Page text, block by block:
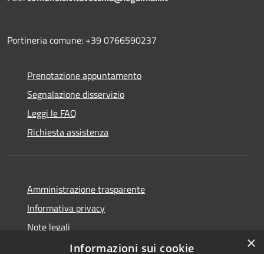
Portineria comune: +39 0766590237
Prenotazione appuntamento
Segnalazione disservizio
Leggi le FAQ
Richiesta assistenza
Amministrazione trasparente
Informativa privacy
Note legali
Dichiarazione di accessibilità
×
Informazioni sui cookie